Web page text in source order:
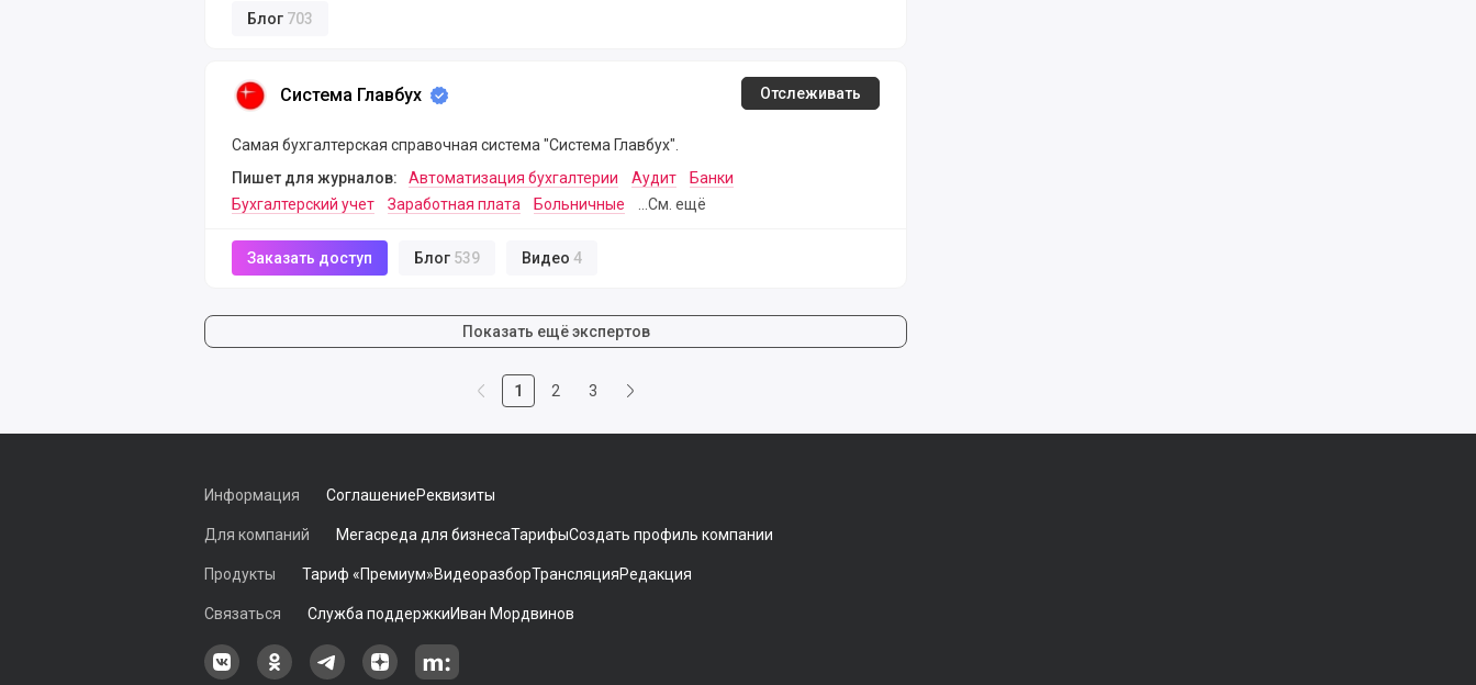
Блог 703
Система Главбух
Система Главбух Отслеживать
Самая бухгалтерская справочная система "Система Главбух".
Пишет для журналов:
Автоматизация бухгалтерии Аудит
Банки
Бухгалтерский учет
Заработная плата Больничные ...См. ещё
Заказать доступ Блог 539 Видео 4
Показать ещё экспертов
1 2 3
Информация СоглашениеРеквизиты
Для компаний Мегасреда для бизнесаТарифыСоздать профиль компании
Продукты Тариф «Премиум»ВидеоразборТрансляцияРедакция
Связаться Служба поддержкиИван Мордвинов
Наша группа в ВКонтакте
Наша группа на Одноклассники[
Наша группа в Telegram
наш профиль на Дзен
Наш аккаунт на Мегасреде